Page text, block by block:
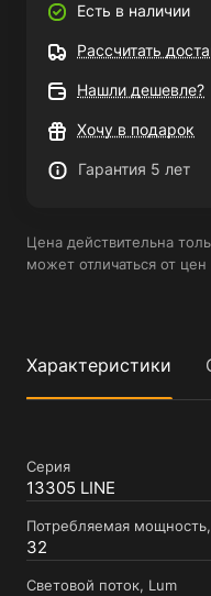
Есть в наличии
Рассчитать
Нашли дешевле?
Хочу в подарок
Гарантия 5 лет
Цена действительна
может отличаться от
Характеристики
Серия
13305 LINE
Потребляемая
32
Световой поток, Lum